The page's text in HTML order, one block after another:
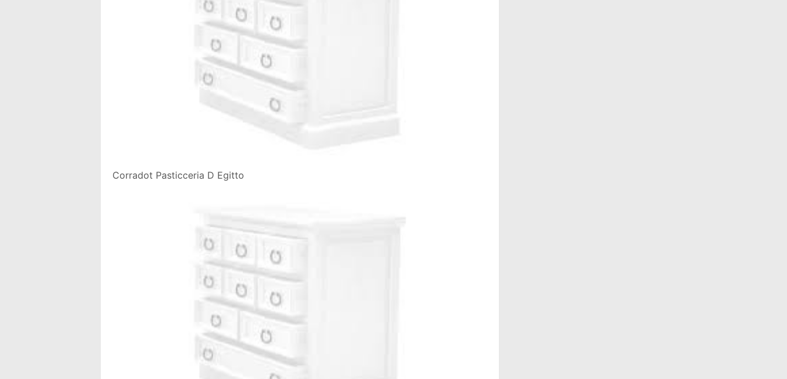
Corradot Pasticceria D Egitto